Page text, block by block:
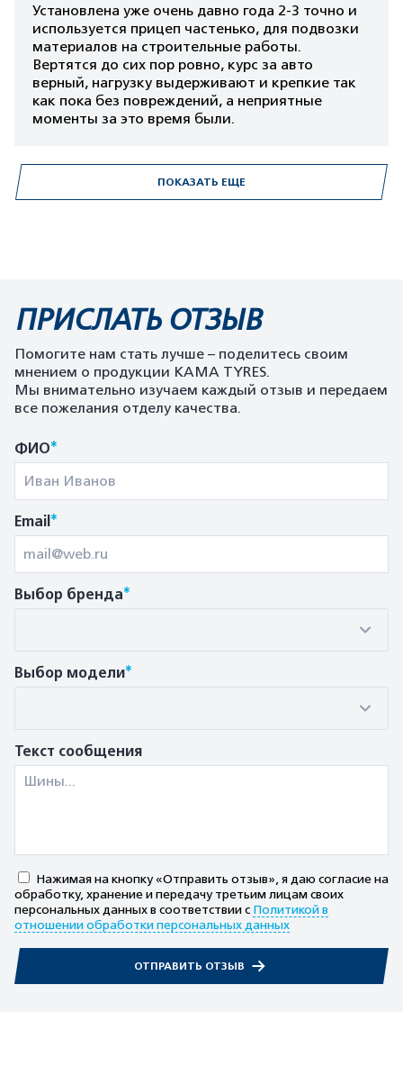
Установлена уже очень давно года 2-3 точно и
используется прицеп частенько, для подвозки
материалов на строительные работы.
Вертятся до сих пор ровно, курс за авто
верный, нагрузку выдерживают и крепкие так
как пока без повреждений, а неприятные
моменты за это время были.
ПОКАЗАТЬ ЕЩЕ
ПРИСЛАТЬ ОТЗЫВ
Помогите нам стать лучше – поделитесь своим
мнением о продукции KAMA TYRES.
Мы внимательно изучаем каждый отзыв и передаем
все пожелания отделу качества.
ФИО*
Email*
Выбор бренда*
Выбор модели*
Текст сообщения
Нажимая на кнопку «Отправить отзыв», я даю согласие на
обработку, хранение и передачу третьим лицам своих
персональных данных в соответствии с Политикой в
отношении обработки персональных данных
ОТПРАВИТЬ ОТЗЫВ